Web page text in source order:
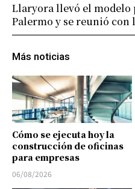
Más noticias
Cómo se ejecuta hoy la
construcción de oficinas
para empresas
06/08/2026
Llaryora llevó el modelo
Palermo y se reunió con